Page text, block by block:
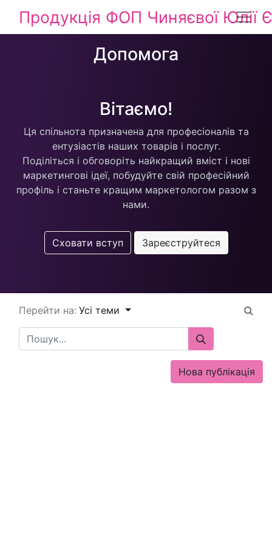
Продукція ФОП Чиняєвої Юлії
Допомога
Вітаємо!
Ця спільнота призначена для професіоналів та
ентузіастів наших товарів і послуг.
Поділіться і обговоріть найкращий вміст і нові
маркетингові ідеї, побудуйте свій професійний
профіль і станьте кращим маркетологом разом з
нами.
Сховати вступ Зареєструйтеся
Перейти на: Усі теми
Нова публікація